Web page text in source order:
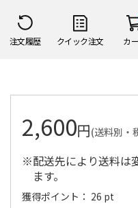
注文履歴 クイック注文 カ
2,600円(送料別・
※配送先により送料は
ます。
獲得ポイント： 26 pt